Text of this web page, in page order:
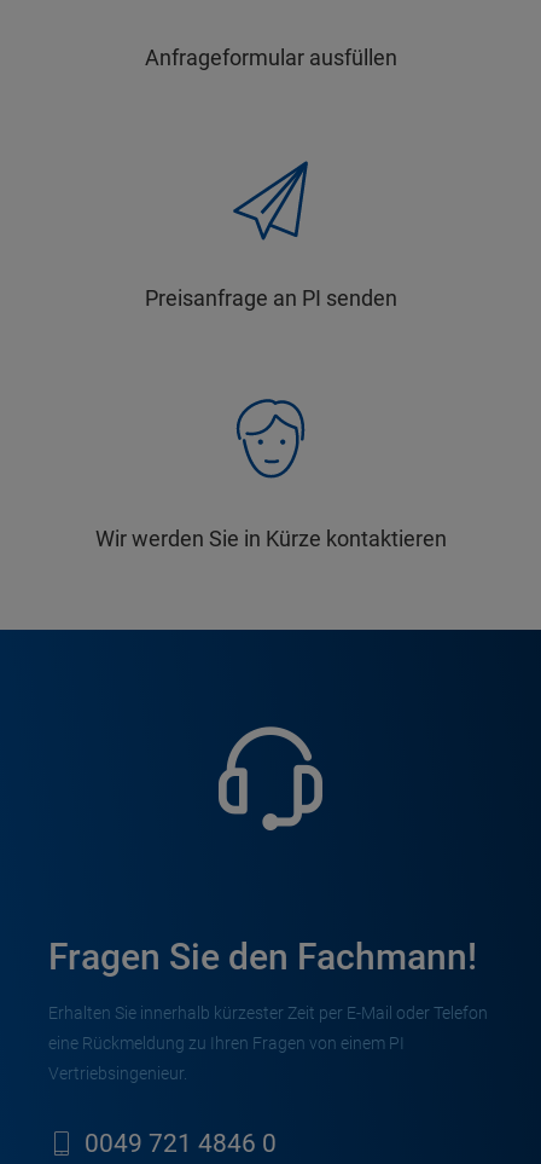
Anfrageformular ausfüllen
Preisanfrage an PI senden
Wir werden Sie in Kürze kontaktieren
Fragen Sie den Fachmann!
Erhalten Sie innerhalb kürzester Zeit per E-Mail oder Telefon
eine Rückmeldung zu Ihren Fragen von einem PI
Vertriebsingenieur.
0049 721 4846 0